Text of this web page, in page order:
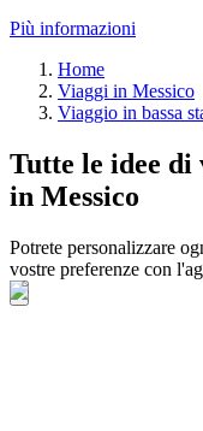
Più informazioni
Home
Viaggi in Messico
Viaggio in bassa
Tutte le idee di
in Messico
Potrete personalizzare
vostre preferenze con